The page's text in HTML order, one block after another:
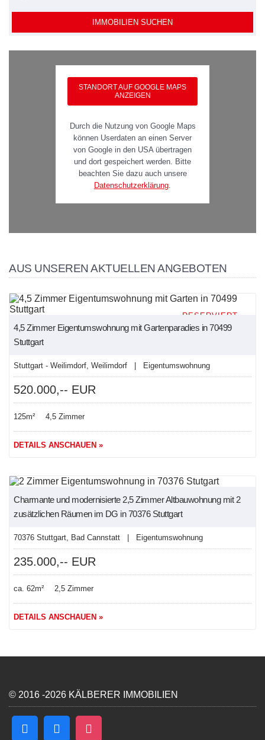
STANDORT AUF GOOGLE MAPS
Durch die Nutzung von Google Maps
und dort gespeichert werden. Bitte
beachten Sie dazu auch unsere
Datenschutzerklärung.
AUS UNSEREN AKTUELLEN ANGEBOTEN
RESERVIERT
4,5 Zimmer Eigentumswohnung mit Gartenparadies in 70499
Stuttgart
Stuttgart - Weilimdorf, Weilimdorf | Eigentumswohnung
zusätzlichen Räumen im DG in 70376 Stuttgart
70376 Stuttgart, Bad Cannstatt | Eigentumswohnung
© 2016 -2026 KÄLBERER IMMOBILIEN
RECHTLICHE INFORMATIONEN